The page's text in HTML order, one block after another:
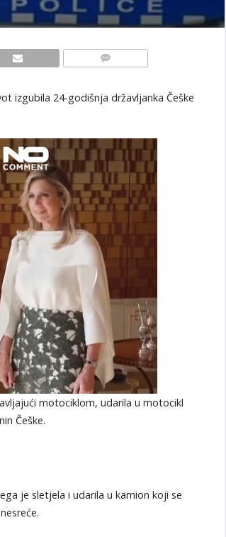
izgubila 24-godišnja državljanka Češke
motociklom, udarila u motocikl
Češke.
je sletjela i udarila u kamion koji se